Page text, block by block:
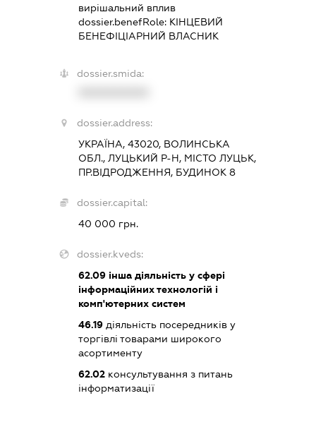
вирішальний вплив
dossier.benefRole: КІНЦЕВИЙ
БЕНЕФІЦІАРНИЙ ВЛАСНИК
dossier.smida:
dossier.address:
УКРАЇНА, 43020, ВОЛИНСЬКА
ОБЛ., ЛУЦЬКИЙ Р-Н, МІСТО ЛУЦЬК,
ПР.ВІДРОДЖЕННЯ, БУДИНОК 8
dossier.capital:
40 000 грн.
dossier.kveds:
62.09інша діяльність у сфері
інформаційних технологій і
комп'ютерних систем
46.19діяльність посередників у
торгівлі товарами широкого
асортименту
62.02консультування з питань
інформатизації